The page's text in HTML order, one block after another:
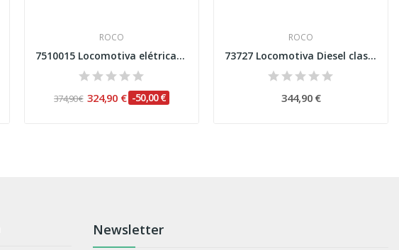
ROCO
7510015 Locomotiva elétrica 185 389-4, DB AG...
374,90 € 324,90 € -50,00 €
ROCO
73727 Locomotiva Diesel classe 218 218-6, DB...
344,90 €
Newsletter